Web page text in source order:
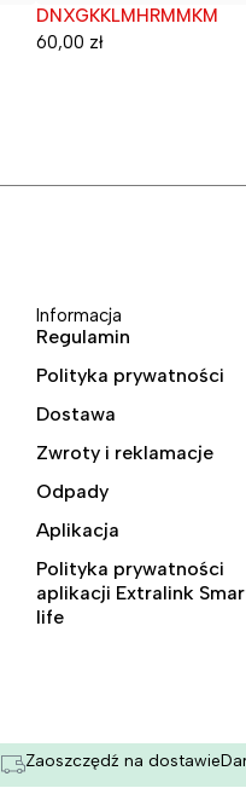
Wyprzedane
DNXGKKLMHRMMKM
60,00 zł
Informacja
Regulamin
Polityka prywatności
Dostawa
Zwroty i reklamacje
Odpady
Aplikacja
Polityka prywatności
aplikacji Extralink
life
Zaoszczędź na dostawie